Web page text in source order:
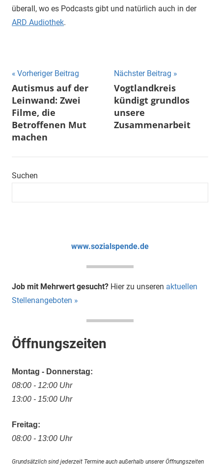
überall, wo es Podcasts gibt und natürlich auch in der
ARD Audiothek.
Beitragsnavigation
Vorheriger Beitrag
Autismus auf der
Leinwand: Zwei
Filme, die
Betroffenen Mut
machen
Nächster Beitrag
Vogtlandkreis
kündigt grundlos
unsere
Zusammenarbeit
Suchen
www.sozialspende.de
Job mit Mehrwert gesucht? Hier zu unseren aktuellen
Stellenangeboten »
Öffnungszeiten
Montag - Donnerstag:
08:00 - 12:00 Uhr
13:00 - 15:00 Uhr
Freitag:
08:00 - 13:00 Uhr
Grundsätzlich sind jederzeit Termine auch außerhalb unserer Öffnungszeiten